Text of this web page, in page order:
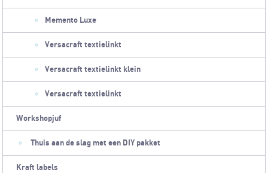
Memento Luxe
Versacraft textielinkt
Versacraft textielinkt klein
Versacraft textielinkt
Workshopjuf
Thuis aan de slag met een DIY pakket
Kraft labels